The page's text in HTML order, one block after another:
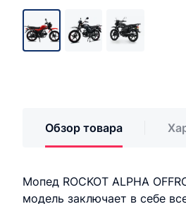
Обзор товара
Мопед ROCKOT ALPHA
модель заключает в себе